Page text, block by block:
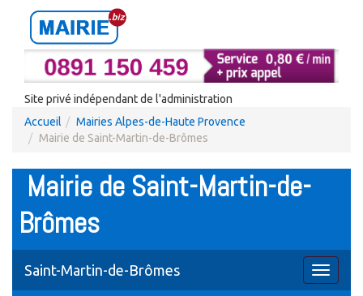
Site privé indépendant de l'administration
Accueil
Mairies Alpes-de-Haute Provence
Mairie de Saint-Martin-de-Brômes
Mairie de Saint-Martin-de-
Brômes
Toggle
Saint-Martin-de-Brômes